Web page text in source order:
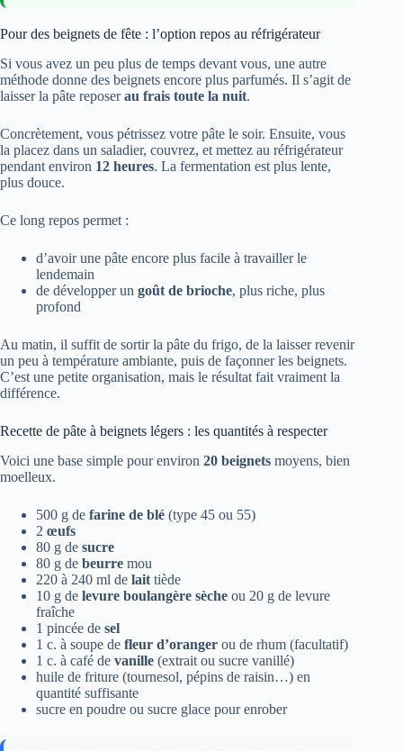
Pour des beignets de fête : l’option repos au réfrigérateur
Si vous avez un peu plus de temps devant vous, une autre
méthode donne des beignets encore plus parfumés. Il s’agit de
laisser la pâte reposerau frais toute la nuit.
Concrètement, vous pétrissez votre pâte le soir. Ensuite, vous
la placez dans un saladier, couvrez, et mettez au réfrigérateur
pendant environ 12 heures. La fermentation est plus lente,
plus douce.
Ce long repos permet :
d’avoir une pâte encore plus facile à travailler le
lendemain
de développer un goût de brioche, plus riche, plus
profond
Au matin, il suffit de sortir la pâte du frigo, de la laisser revenir
un peu à température ambiante, puis de façonner les beignets.
C’est une petite organisation, mais le résultat fait vraiment la
différence.
Recette de pâte à beignets légers : les quantités à respecter
Voici une base simple pour environ 20 beignets moyens, bien
moelleux.
500 g de farine de blé (type 45 ou 55)
2 œufs
80 g de sucre
80 g de beurre mou
220 à 240 ml de lait tiède
10 g de levure boulangère sèche ou 20 g de levure
fraîche
1 pincée de sel
1 c. à soupe de fleur d’oranger ou de rhum (facultatif)
1 c. à café de vanille (extrait ou sucre vanillé)
huile de friture (tournesol, pépins de raisin…) en
quantité suffisante
sucre en poudre ou sucre glace pour enrober